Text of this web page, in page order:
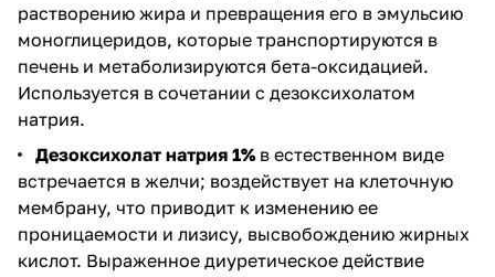
растворению жира и превращения его в эмульсию
моноглицеридов, которые транспортируются в
печень и метаболизируются бета-оксидацией.
Используется в сочетании с дезоксихолатом
натрия.
Дезоксихолат натрия 1%в естественном виде
встречается в желчи; воздействует на клеточную
мембрану, что приводит к изменению ее
проницаемости и лизису, высвобождению жирных
кислот. Выраженное диуретическое действие